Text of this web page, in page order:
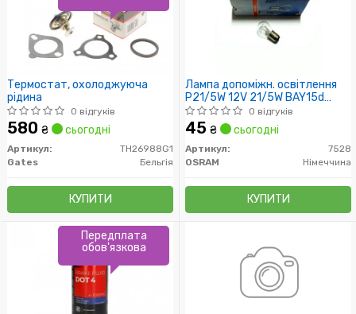
Термостат, охолоджуюча
рідина
0 відгуків
580 ₴ сьогодні
Артикул:
TH26988G1
Gates
Бельгія
КУПИТИ
Лампа допоміжн. освітлення
P21/5W 12V 21/5W BAY15d
(вир-во OSRAM)0 відгуків
45 ₴ сьогодні
Артикул:
7528
OSRAM
Німеччина
КУПИТИ
Передплата
обов'язкова